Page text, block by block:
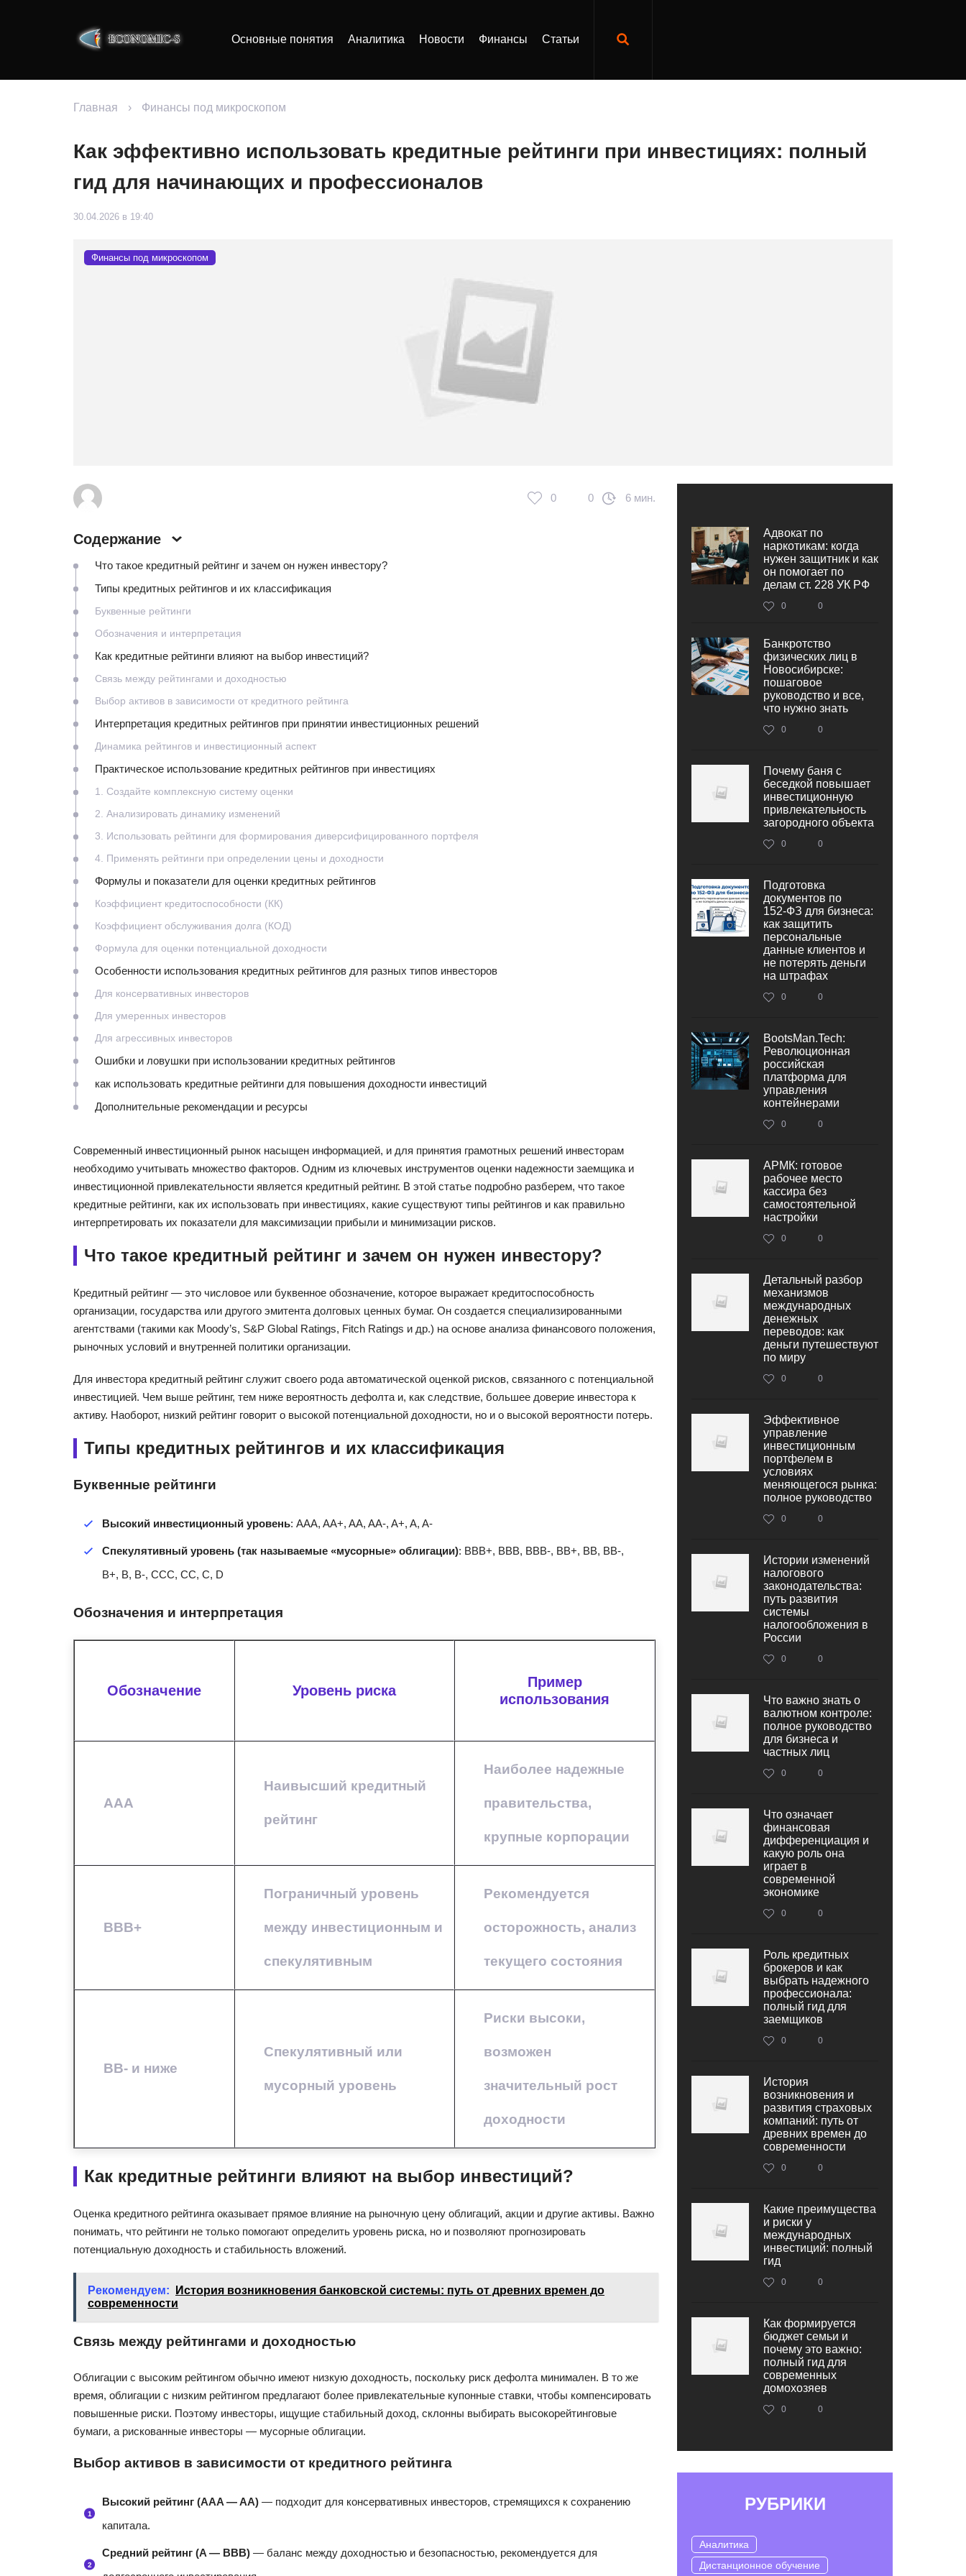
Основные понятия Аналитика Новости Финансы Статьи
Главная › Финансы под микроскопом
Как эффективно использовать кредитные рейтинги при инвестициях: полный
гид для начинающих и профессионалов
30.04.2026 в 19:40
Финансы под микроскопом
0 0 6 мин.
Содержание
Что такое кредитный рейтинг и зачем он нужен инвестору?
Типы кредитных рейтингов и их классификация
Буквенные рейтинги
Обозначения и интерпретация
Как кредитные рейтинги влияют на выбор инвестиций?
Связь между рейтингами и доходностью
Выбор активов в зависимости от кредитного рейтинга
Интерпретация кредитных рейтингов при принятии инвестиционных решений
Динамика рейтингов и инвестиционный аспект
Практическое использование кредитных рейтингов при инвестициях
1. Создайте комплексную систему оценки
2. Анализировать динамику изменений
3. Использовать рейтинги для формирования диверсифицированного портфеля
4. Применять рейтинги при определении цены и доходности
Формулы и показатели для оценки кредитных рейтингов
Коэффициент кредитоспособности (КК)
Коэффициент обслуживания долга (КОД)
Формула для оценки потенциальной доходности
Особенности использования кредитных рейтингов для разных типов инвесторов
Для консервативных инвесторов
Для умеренных инвесторов
Для агрессивных инвесторов
Ошибки и ловушки при использовании кредитных рейтингов
как использовать кредитные рейтинги для повышения доходности инвестиций
Дополнительные рекомендации и ресурсы
Современный инвестиционный рынок насыщен информацией, и для принятия грамотных решений инвесторам
необходимо учитывать множество факторов. Одним из ключевых инструментов оценки надежности заемщика и
инвестиционной привлекательности является кредитный рейтинг. В этой статье подробно разберем, что такое
кредитные рейтинги, как их использовать при инвестициях, какие существуют типы рейтингов и как правильно
интерпретировать их показатели для максимизации прибыли и минимизации рисков.
Что такое кредитный рейтинг и зачем он нужен инвестору?
Кредитный рейтинг — это числовое или буквенное обозначение, которое выражает кредитоспособность
организации, государства или другого эмитента долговых ценных бумаг. Он создается специализированными
агентствами (такими как Moody’s, S&P Global Ratings, Fitch Ratings и др.) на основе анализа финансового положения,
рыночных условий и внутренней политики организации.
Для инвестора кредитный рейтинг служит своего рода автоматической оценкой рисков, связанного с потенциальной
инвестицией. Чем выше рейтинг, тем ниже вероятность дефолта и, как следствие, большее доверие инвестора к
активу. Наоборот, низкий рейтинг говорит о высокой потенциальной доходности, но и о высокой вероятности потерь.
Типы кредитных рейтингов и их классификация
Буквенные рейтинги
Высокий инвестиционный уровень: AAA, AA+, AA, AA-, A+, A, A-
Спекулятивный уровень (так называемые «мусорные» облигации): BBB+, BBB, BBB-, BB+, BB, BB-,
B+, B, B-, CCC, CC, C, D
Обозначения и интерпретация
Обозначение Уровень риска
Пример
использования
AAA
Наивысший кредитный
рейтинг
Наиболее надежные
правительства,
крупные корпорации
BBB+
Пограничный уровень
между инвестиционным и
спекулятивным
Рекомендуется
осторожность, анализ
текущего состояния
BB- и ниже
Спекулятивный или
мусорный уровень
Риски высоки,
возможен
значительный рост
доходности
Как кредитные рейтинги влияют на выбор инвестиций?
Оценка кредитного рейтинга оказывает прямое влияние на рыночную цену облигаций, акции и другие активы. Важно
понимать, что рейтинги не только помогают определить уровень риска, но и позволяют прогнозировать
потенциальную доходность и стабильность вложений.
Рекомендуем:
История возникновения банковской системы: путь от древних времен до
современности
Связь между рейтингами и доходностью
Облигации с высоким рейтингом обычно имеют низкую доходность, поскольку риск дефолта минимален. В то же
время, облигации с низким рейтингом предлагают более привлекательные купонные ставки, чтобы компенсировать
повышенные риски. Поэтому инвесторы, ищущие стабильный доход, склонны выбирать высокорейтинговые
бумаги, а рискованные инвесторы — мусорные облигации.
Выбор активов в зависимости от кредитного рейтинга
Высокий рейтинг (AAA — AA) — подходит для консервативных инвесторов, стремящихся к сохранению
капитала.
Средний рейтинг (A — BBB) — баланс между доходностью и безопасностью, рекомендуется для
Адвокат по
наркотикам: когда
нужен защитник и как
он помогает по
делам ст. 228 УК РФ
0 0
Банкротство
физических лиц в
Новосибирске:
пошаговое
руководство и все,
что нужно знать
0 0
Почему баня с
беседкой повышает
инвестиционную
привлекательность
загородного объекта
0 0
Подготовка
документов по
152‑ФЗ для бизнеса:
как защитить
персональные
данные клиентов и
не потерять деньги
на штрафах
0 0
BootsMan.Tech:
Революционная
российская
платформа для
управления
контейнерами
0 0
АРМК: готовое
рабочее место
кассира без
самостоятельной
настройки
0 0
Детальный разбор
механизмов
международных
денежных
переводов: как
деньги путешествуют
по миру
0 0
Эффективное
управление
инвестиционным
портфелем в
условиях
меняющегося рынка:
полное руководство
0 0
Истории изменений
налогового
законодательства:
путь развития
системы
налогообложения в
России
0 0
Что важно знать о
валютном контроле:
полное руководство
для бизнеса и
частных лиц
0 0
Что означает
финансовая
дифференциация и
какую роль она
играет в
современной
экономике
0 0
Роль кредитных
брокеров и как
выбрать надежного
профессионала:
полный гид для
заемщиков
0 0
История
возникновения и
развития страховых
компаний: путь от
древних времен до
современности
0 0
Какие преимущества
и риски у
международных
инвестиций: полный
гид
0 0
Как формируется
бюджет семьи и
почему это важно:
полный гид для
современных
домохозяев
0 0
РУБРИКИ
Аналитика
Дистанционное обучение